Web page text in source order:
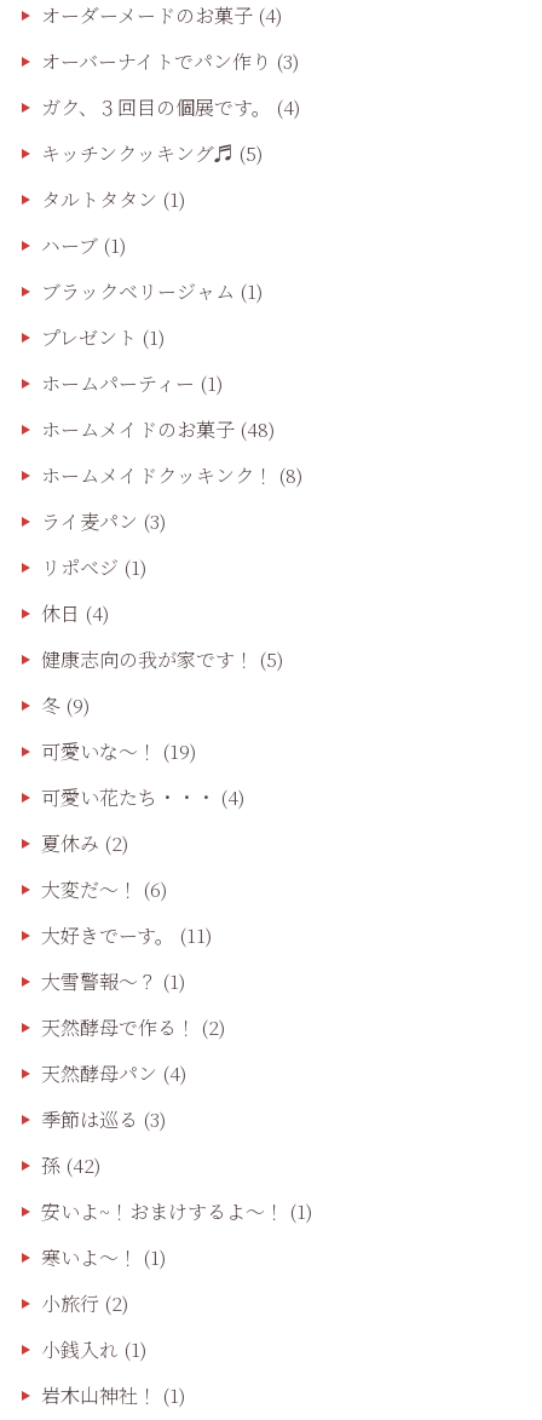
オーダーメードのお菓子(4)
オーバーナイトでパン作り (3)
ガク、３回目の個展です。
(4)
キッチンクッキング♬ (5)
タルトタタン (1)
ハーブ(1)
ブラックベリージャム (1)
プレゼント (1)
ホームパーティー (1)
ホームメイドのお菓子(48)
ホームメイドクッキンク！ (8)
ライ麦パン (3)
リポベジ (1)
休日 (4)
健康志向の我が家です！ (5)
冬(9)
可愛いな〜！ (19)
可愛い花たち・・・ (4)
夏休み (2)
大変だ〜！ (6)
大好きでーす。
(11)
大雪警報〜？ (1)
天然酵母で作る！ (2)
天然酵母パン (4)
季節は巡る (3)
孫(42)
安いよ~！おまけするよ～！ (1)
寒いよ～！ (1)
小旅行 (2)
小銭入れ (1)
岩木山神社！ (1)